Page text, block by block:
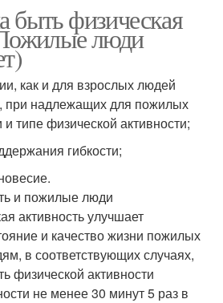
быть физическая
люди
как и для взрослых людей
надлежащих для пожилых
типе физической активности;
гибкости;
и пожилые люди
активность улучшает
и качество жизни пожилых
в соответствующих случаях,
физической активности
не менее 30 минут 5 раз в